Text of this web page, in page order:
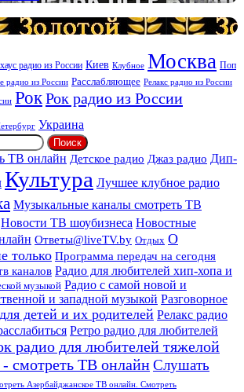
радио из России Киев Клубное Москва Поп
радио из России Расслабляющее Релакс радио из России
РокРок радио из России
Украина
ТВ онлайн Детское радио Джаз радио Дип-
Культура Лучшее клубное радио
Музыкальные каналы смотреть ТВ
Новости ТВ шоубизнеса Новостные
Ответы@liveTV.by Отдых О
только Программа передач на сегодня
каналов Радио для любителей хип-хопа и
музыкой Радио с самой новой и
и западной музыкой Разговорное
детей и их родителей Релакс радио
Ретро радио для любителей
радио для любителей тяжелой
- смотреть ТВ онлайнСлушать
Азербайджанское ТВ онлайн. Смотреть